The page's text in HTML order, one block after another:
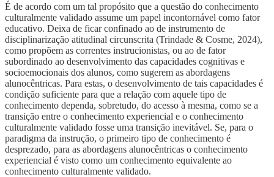
É de acordo com um tal propósito que a questão do conhecimento
culturalmente validado assume um papel incontornável como fator
educativo. Deixa de ficar confinado ao de instrumento de
disciplinarização atitudinal circunscrita (Trindade & Cosme, 2024),
como propõem as correntes instrucionistas, ou ao de fator
subordinado ao desenvolvimento das capacidades cognitivas e
socioemocionais dos alunos, como sugerem as abordagens
alunocêntricas. Para estas, o desenvolvimento de tais capacidades é
condição suficiente para que a relação com aquele tipo de
conhecimento dependa, sobretudo, do acesso à mesma, como se a
transição entre o conhecimento experiencial e o conhecimento
culturalmente validado fosse uma transição inevitável. Se, para o
paradigma da instrução, o primeiro tipo de conhecimento é
desprezado, para as abordagens alunocêntricas o conhecimento
experiencial é visto como um conhecimento equivalente ao
conhecimento culturalmente validado.